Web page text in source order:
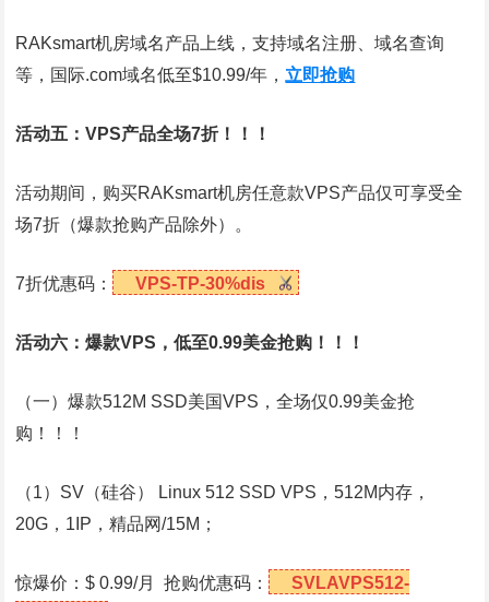
RAKsmart机房域名产品上线，支持域名注册、域名查询
等，国际.com域名低至$10.99/年， 立即抢购
活动五：VPS产品全场7折！！！
活动期间，购买RAKsmart机房任意款VPS产品仅可享受全
场7折（爆款抢购产品除外）。
7折优惠码： VPS-TP-30%dis
活动六：爆款VPS，低至0.99美金抢购！！！
（一）爆款512M SSD美国VPS，全场仅0.99美金抢
购！！！
（1）SV（硅谷） Linux 512 SSD VPS，512M内存，
20G，1IP，精品网/15M；
惊爆价：$ 0.99/月 抢购优惠码： SVLAVPS512-